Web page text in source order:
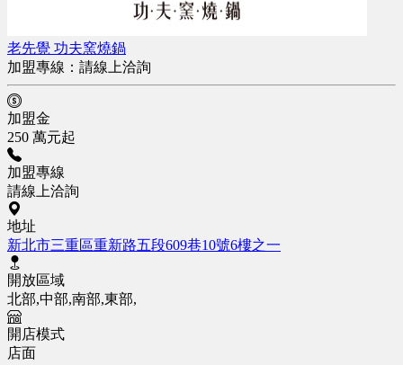
老先覺 功夫窯燒鍋
加盟專線： 請線上洽詢
加盟金
250 萬元起
加盟專線
請線上洽詢
地址
新北市三重區重新路五段609巷10號6樓之一
開放區域
北部,中部,南部,東部,
開店模式
店面